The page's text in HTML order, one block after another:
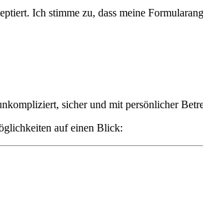
Ich stimme zu, dass meine
sicher und mit persönlicher
auf einen Blick: